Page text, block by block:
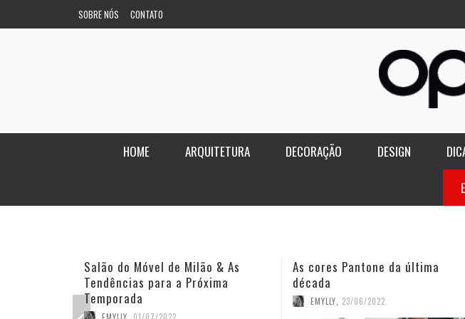
SOBRE NÓS CONTATO
HOME ARQUITETURA DECORAÇÃO DESIGN
Salão do Móvel de Milão & As
Tendências para a Próxima
Temporada
As cores Pantone da última
década
EMYLLY 23/06/2022